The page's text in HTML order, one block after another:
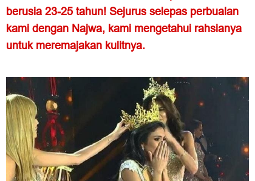
berusia 23-25 ​​tahun! Sejurus selepas perbualan
kami dengan Najwa, kami mengetahui rahsianya
untuk meremajakan kulitnya.